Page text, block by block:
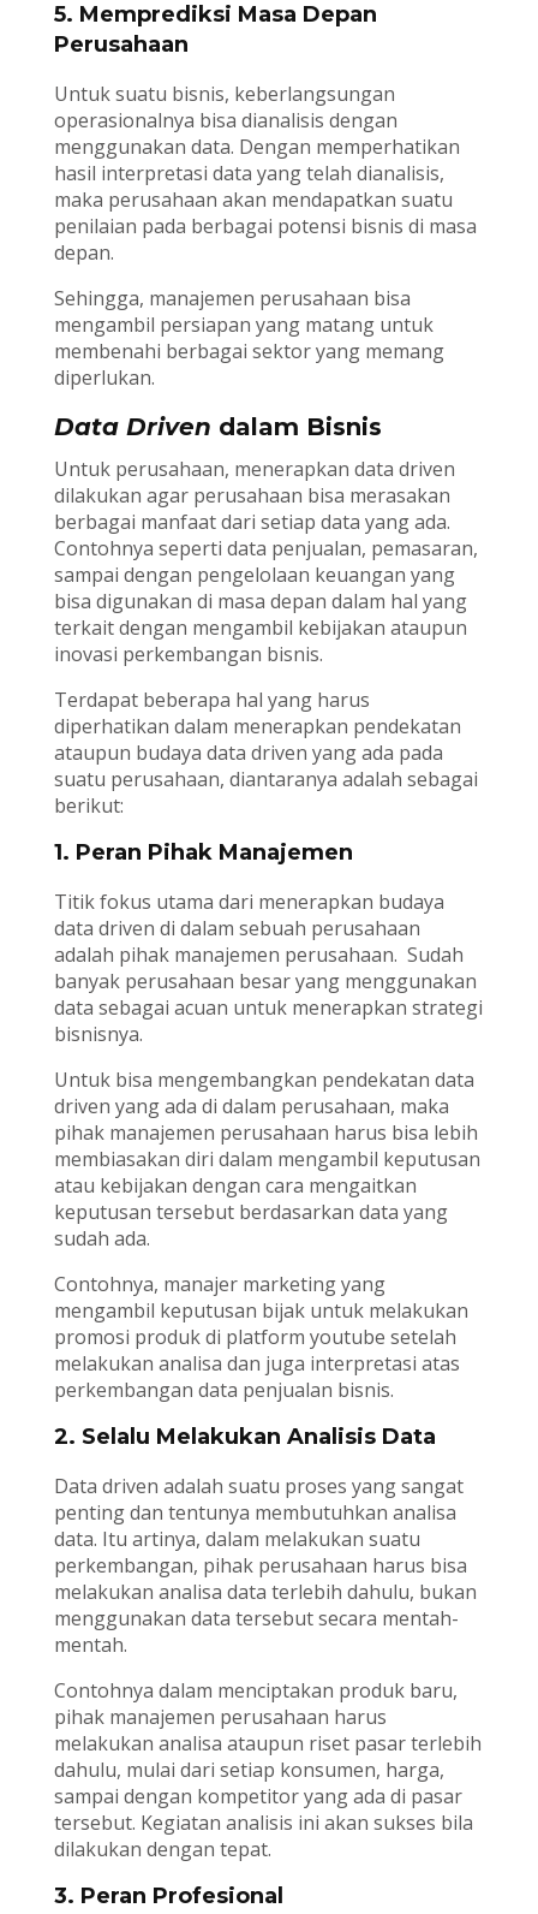
5. Memprediksi Masa Depan
Perusahaan
Untuk suatu bisnis, keberlangsungan
operasionalnya bisa dianalisis dengan
menggunakan data. Dengan memperhatikan
hasil interpretasi data yang telah dianalisis,
maka perusahaan akan mendapatkan suatu
penilaian pada berbagai potensi bisnis di masa
depan.
Sehingga, manajemen perusahaan bisa
mengambil persiapan yang matang untuk
membenahi berbagai sektor yang memang
diperlukan.
Data Driven dalam Bisnis
Untuk perusahaan, menerapkan data driven
dilakukan agar perusahaan bisa merasakan
berbagai manfaat dari setiap data yang ada.
Contohnya seperti data penjualan, pemasaran,
sampai dengan pengelolaan keuangan yang
bisa digunakan di masa depan dalam hal yang
terkait dengan mengambil kebijakan ataupun
inovasi perkembangan bisnis.
Terdapat beberapa hal yang harus
diperhatikan dalam menerapkan pendekatan
ataupun budaya data driven yang ada pada
suatu perusahaan, diantaranya adalah sebagai
berikut:
1. Peran Pihak Manajemen
Titik fokus utama dari menerapkan budaya
data driven di dalam sebuah perusahaan
adalah pihak manajemen perusahaan. Sudah
banyak perusahaan besar yang menggunakan
data sebagai acuan untuk menerapkan strategi
bisnisnya.
Untuk bisa mengembangkan pendekatan data
driven yang ada di dalam perusahaan, maka
pihak manajemen perusahaan harus bisa lebih
membiasakan diri dalam mengambil keputusan
atau kebijakan dengan cara mengaitkan
keputusan tersebut berdasarkan data yang
sudah ada.
Contohnya, manajer marketing yang
mengambil keputusan bijak untuk melakukan
promosi produk di platform youtube setelah
melakukan analisa dan juga interpretasi atas
perkembangan data penjualan bisnis.
2. Selalu Melakukan Analisis Data
Data driven adalah suatu proses yang sangat
penting dan tentunya membutuhkan analisa
data. Itu artinya, dalam melakukan suatu
perkembangan, pihak perusahaan harus bisa
melakukan analisa data terlebih dahulu, bukan
menggunakan data tersebut secara mentah-
mentah.
Contohnya dalam menciptakan produk baru,
pihak manajemen perusahaan harus
melakukan analisa ataupun riset pasar terlebih
dahulu, mulai dari setiap konsumen, harga,
sampai dengan kompetitor yang ada di pasar
tersebut. Kegiatan analisis ini akan sukses bila
dilakukan dengan tepat.
3. Peran Profesional